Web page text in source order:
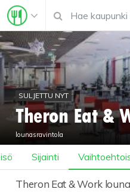
SULJETTU NYT
lounasravintola
Sijainti
Theron Eat & Work